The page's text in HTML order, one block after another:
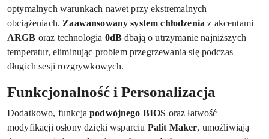
optymalnych warunkach nawet przy ekstremalnych
obciążeniach. Zaawansowany system chłodzenia z akcentami
ARGB oraz technologia 0dB dbają o utrzymanie najniższych
temperatur, eliminując problem przegrzewania się podczas
długich sesji rozgrywkowych.
Funkcjonalność i Personalizacja
Dodatkowo, funkcjapodwójnego BIOS oraz łatwość
modyfikacji osłony dzięki wsparciu Palit Maker, umożliwiają